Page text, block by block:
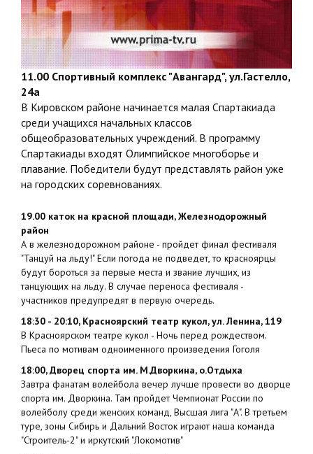
11.00 Спортивный комплекс "Авангард", ул.Гастелло,
24а
В Кировском районе начинается малая Спартакиада
среди учащихся начальных классов
общеобразовательных учреждений. В программу
Спартакиады входят Олимпийское многоборье и
плавание. Победители будут представлять район уже
на городских соревнованиях.
19.00 каток на красной площади, Железнодорожный
район
А в железнодорожном районе - пройдет финал фестиваля
"Танцуй на льду!" Если погода не подведет, то красноярцы
будут бороться за первые места и звание лучших, из
танцующих на льду. В случае переноса фестиваля -
участников предупредят в первую очередь.
18:30 - 20:10, Красноярский театр кукол, ул. Ленина, 119
В Красноярском театре кукол - Ночь перед рождеством.
Пьеса по мотивам одноименного произведения Гоголя
18:00, Дворец спорта им. М.Дворкина, о.Отдыха
Завтра фанатам волейбола вечер лучше провести во дворце
спорта им. Дворкина. Там пройдет Чемпионат России по
волейболу среди женских команд, Высшая лига "А". В третьем
туре, зоны Сибирь и Дальний Восток играют наша команда
"Строитель-2" и иркутский "Локомотив"